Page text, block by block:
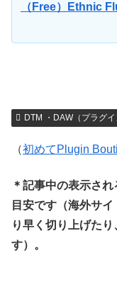
（Free）Ethnic
DTM ・DAW（プラグ
（初めてPlugin
＊記事中の表示さ
目安です（海外サ
り早く切り上げた
す）。